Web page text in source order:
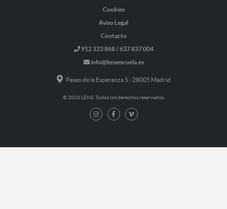
Cookies
Aviso Legal
Contacto
912 323 868 / 637 837 004
info@lensescuela.es
Paseo de la Esperanza 5 - 28005 Madrid
© 2026 LENS. Todos los derechos reservados.